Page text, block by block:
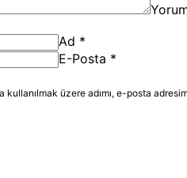
Ad *
E-Posta *
kullanılmak üzere adımı, e-posta